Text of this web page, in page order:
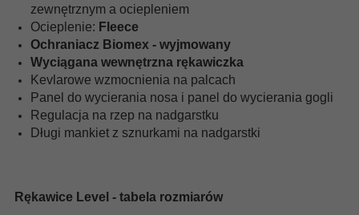
zewnętrznym a ociepleniem
Ocieplenie: Fleece
Ochraniacz Biomex - wyjmowany
Wyciągana wewnętrzna rękawiczka
Kevlarowe wzmocnienia na palcach
Panel do wycierania nosa i panel do wycierania gogli
Regulacja na rzep na nadgarstku
Długi mankiet z sznurkami na nadgarstki
Rękawice Level - tabela rozmiarów